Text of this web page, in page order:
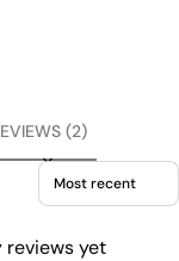
(2)
Sort reviews by
reviews yet